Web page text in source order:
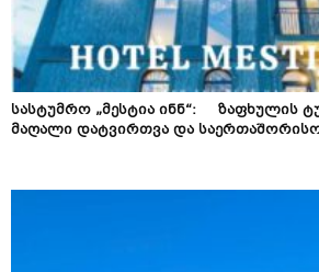
სასტუმრო „მესტია ინნ“: ზაფხულის
მაღალი დატვირთვა და